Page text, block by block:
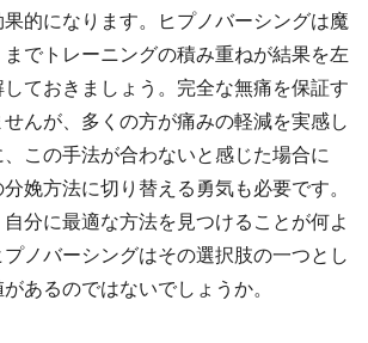
的になります。ヒプノバーシングは魔
でトレーニングの積み重ねが結果を左
ておきましょう。完全な無痛を保証す
んが、多くの方が痛みの軽減を実感し
この手法が合わないと感じた場合に
娩方法に切り替える勇気も必要です。
分に最適な方法を見つけることが何よ
ノバーシングはその選択肢の一つとし
あるのではないでしょうか。